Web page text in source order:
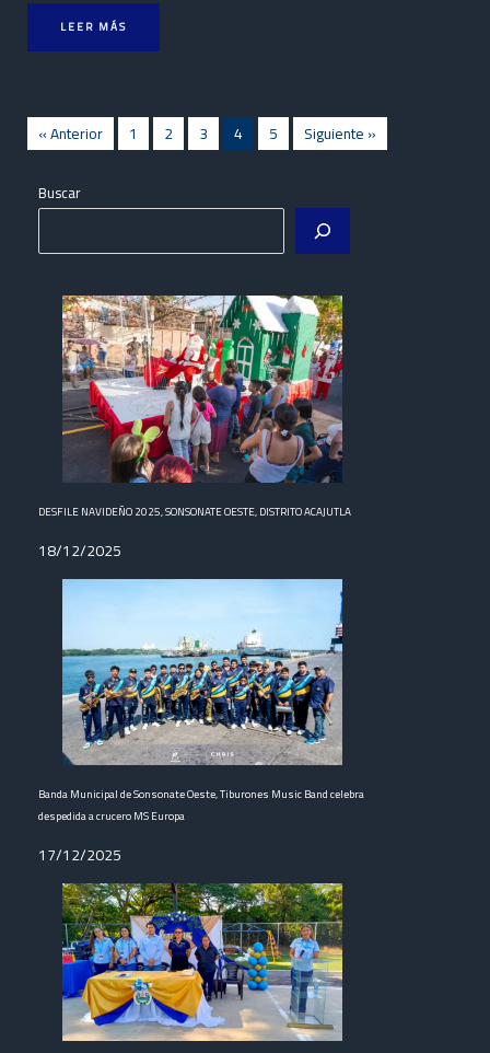
LEER MÁS
« Anterior 1 2 3 4 5 Siguiente »
Buscar
DESFILE NAVIDEÑO 2025, SONSONATE OESTE, DISTRITO ACAJUTLA
18/12/2025
Banda Municipal de Sonsonate Oeste, Tiburones Music Band celebra
despedida a crucero MS Europa
17/12/2025